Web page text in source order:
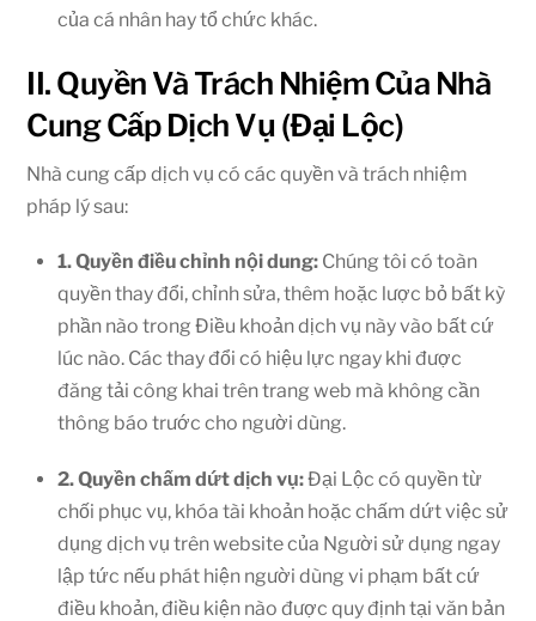
của cá nhân hay tổ chức khác.
II. Quyền Và Trách Nhiệm Của Nhà
Cung Cấp Dịch Vụ (Đại Lộc)
Nhà cung cấp dịch vụ có các quyền và trách nhiệm
pháp lý sau:
1. Quyền điều chỉnh nội dung: Chúng tôi có toàn
quyền thay đổi, chỉnh sửa, thêm hoặc lược bỏ bất kỳ
phần nào trong Điều khoản dịch vụ này vào bất cứ
lúc nào. Các thay đổi có hiệu lực ngay khi được
đăng tải công khai trên trang web mà không cần
thông báo trước cho người dùng.
2. Quyền chấm dứt dịch vụ:Đại Lộc có quyền từ
chối phục vụ, khóa tài khoản hoặc chấm dứt việc sử
dụng dịch vụ trên website của Người sử dụng ngay
lập tức nếu phát hiện người dùng vi phạm bất cứ
điều khoản, điều kiện nào được quy định tại văn bản